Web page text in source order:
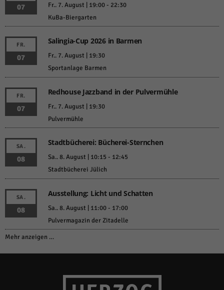
07 Fr.. 7. August | 19:00- 22:30
KuBa-Biergarten
FR.
07
Salingia-Cup 2026 in Barmen
Fr.. 7. August | 19:30
Sportanlage Barmen
FR.
07
Redhouse Jazzband in der Pulvermühle
Fr.. 7. August | 19:30
Pulvermühle
SA.
08
Stadtbücherei: Bücherei-Sternchen
Sa.. 8. August | 10:15 - 12:45
Stadtbücherei Jülich
SA.
08
Ausstellung: Licht und Schatten
Sa.. 8. August | 11:00- 17:00
Pulvermagazin der Zitadelle
Mehr anzeigen …